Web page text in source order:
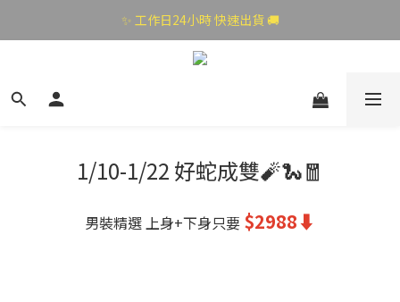
✨ 工作日24小時 快速出貨 🚚
1/10-1/22 好蛇成雙🧨🐍🧧
男裝精選 上身+下身只要 $2988⬇